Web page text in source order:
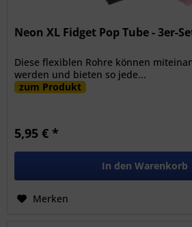
Neon XL Fidget Pop Tube - 3er-
Diese flexiblen Rohre können
werden und bieten so jede...
zum Produkt
5,95 € *
In den Warenkorb
Merken